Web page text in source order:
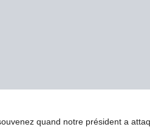
quand notre président a